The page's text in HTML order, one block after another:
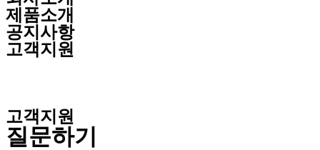
제품소개
공지사항
고객지원
고객지원
질문하기